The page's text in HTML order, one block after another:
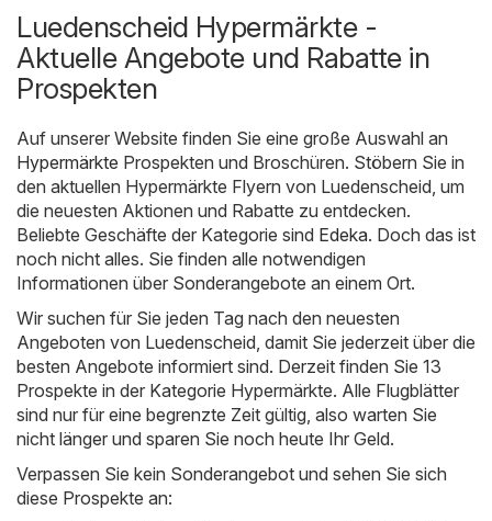
Luedenscheid Hypermärkte -
Aktuelle Angebote und Rabatte in
Prospekten
Auf unserer Website finden Sie eine große Auswahl an
Hypermärkte Prospekten und Broschüren. Stöbern Sie in
den aktuellen Hypermärkte Flyern von Luedenscheid, um
die neuesten Aktionen und Rabatte zu entdecken.
Beliebte Geschäfte der Kategorie sind Edeka. Doch das ist
noch nicht alles. Sie finden alle notwendigen
Informationen über Sonderangebote an einem Ort.
Wir suchen für Sie jeden Tag nach den neuesten
Angeboten von Luedenscheid, damit Sie jederzeit über die
besten Angebote informiert sind. Derzeit finden Sie 13
Prospekte in der Kategorie Hypermärkte. Alle Flugblätter
sind nur für eine begrenzte Zeit gültig, also warten Sie
nicht länger und sparen Sie noch heute Ihr Geld.
Verpassen Sie kein Sonderangebot und sehen Sie sich
diese Prospekte an: